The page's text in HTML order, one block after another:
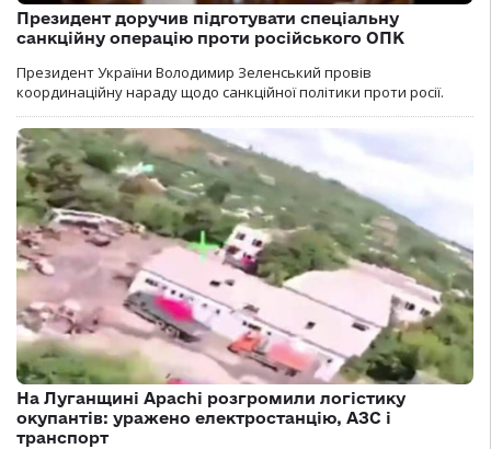
Президент доручив підготувати спеціальну
санкційну операцію проти російського ОПК
Президент України Володимир Зеленський провів
координаційну нараду щодо санкційної політики проти росії.
На Луганщині Apachi розгромили логістику
окупантів: уражено електростанцію, АЗС і
транспорт